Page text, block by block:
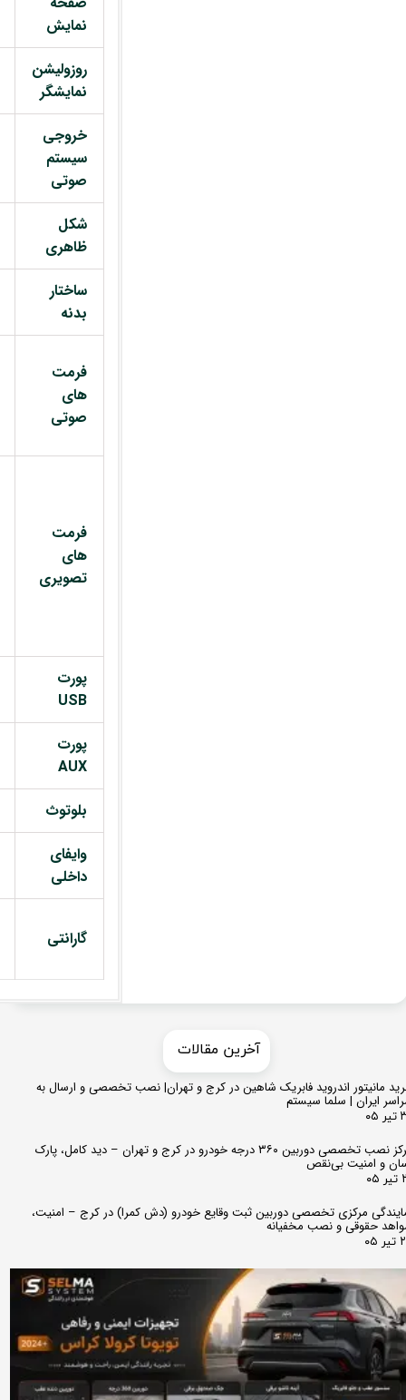
نمایش
روزولیشن
نمایشگر
خروجی
سیستم
صوتی
شکل
ظاهری
ساختار
بدنه
فرمت
های
صوتی
فرمت
های
تصویری
پورت
USB
پورت
AUX
بلوتوث
وایفای
داخلی
گارانتی
مانیتور اندروید فابریک شاهین در کرج و تهران| نصب تخصصی و ارسال به
ایران | سلما سیستم
مرکز نصب تخصصی دوربین ۳۶۰ درجه خودرو در کرج و تهران – دید کامل، پارک
و امنیت بی‌نقص
مرکزی تخصصی دوربین ثبت وقایع خودرو (دش کمرا) در کرج – امنیت،
حقوقی و نصب مخفیانه
​​آخرین مقالات